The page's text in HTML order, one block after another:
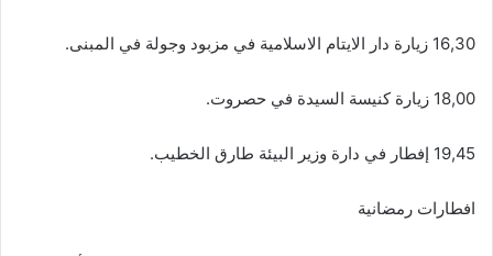
16,30 زيارة دار الايتام الاسلامية في مزبود وجولة في المبنى.
18,00 زيارة كنيسة السيدة في حصروت.
19,45 إفطار في دارة وزير البيئة طارق الخطيب.
افطارات رمضانية